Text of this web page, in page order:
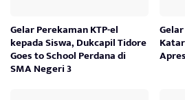
Gelar Perekaman KTP-el
kepada Siswa, Dukcapil Tidore
Goes to School Perdana di
SMA Negeri 3